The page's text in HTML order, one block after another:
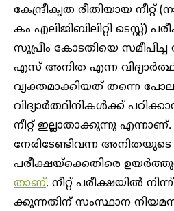
കേന്ദ്രീകൃത രീതിയായ
കം ​എ​ലി​ജി​ബി​ലി​റ്റി ടെ​സ്റ്റ്)
സുപ്രീം കോടതിയെ സമീപിച്ച
എസ് അനിത എന്ന
വ്യക്തമാക്കിയത് തന്നെ
വിദ്യാർത്ഥിനികൾക്ക്
നീറ്റ് ഇല്ലാതാക്കുന്നു
നേരിടേണ്ടിവന്ന
പരീക്ഷയ്‌ക്കെതിരെ
താണ്. നീറ്റ് പ​രീ​ക്ഷ​യി​ൽ
ക്കു​ന്ന​തി​ന് സം​സ്ഥാ​ന